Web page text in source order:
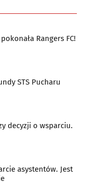
Rangers FC!
STS Pucharu
decyzji o wsparciu.
asystentów. Jest